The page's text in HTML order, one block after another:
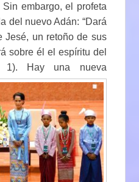
Sin embargo, el profeta
del nuevo Adán: “Dará
Jesé, un retoño de sus
sobre él el espíritu del
1). Hay una nueva